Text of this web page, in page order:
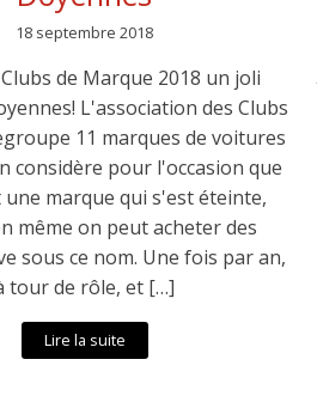
18 septembre 2018
de Marque 2018 un joli
L'association des Clubs
11 marques de voitures
considère pour l'occasion que
marque qui s'est éteinte,
même on peut acheter des
sous ce nom. Une fois par an,
tour de rôle, et […]
Lire la suite